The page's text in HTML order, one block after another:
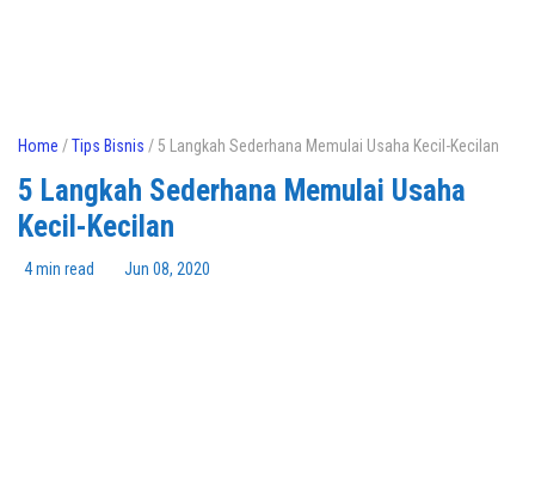
Home /Tips Bisnis / 5 Langkah Sederhana Memulai Usaha Kecil-Kecilan
5 Langkah Sederhana Memulai Usaha
Kecil-Kecilan
4 min read Jun 08, 2020